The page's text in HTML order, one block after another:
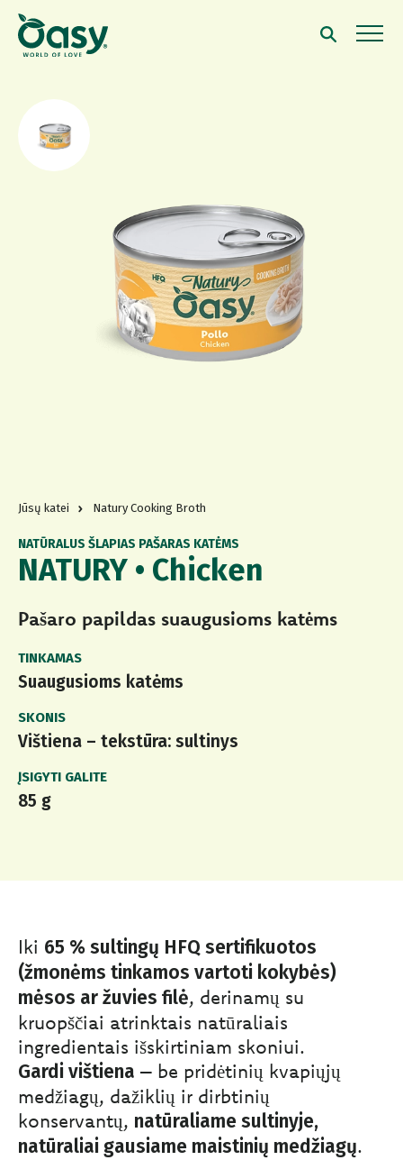
Jūsų katei Natury Cooking Broth
NATURY • Chicken
NATŪRALUS ŠLAPIAS PAŠARAS KATĖMS
Pašaro papildas suaugusioms katėms
TINKAMAS
Suaugusioms katėms
SKONIS
Vištiena – tekstūra: sultinys
ĮSIGYTI GALITE
85 g
Iki 65 % sultingų HFQ sertifikuotos
(žmonėms tinkamos vartoti kokybės)
mėsos ar žuvies filė, derinamų su
kruopščiai atrinktais natūraliais
ingredientais išskirtiniam skoniui.
Gardi vištiena – be pridėtinių kvapiųjų
medžiagų, dažiklių ir dirbtinių
konservantų, natūraliame sultinyje,
natūraliai gausiame maistinių medžiagų.